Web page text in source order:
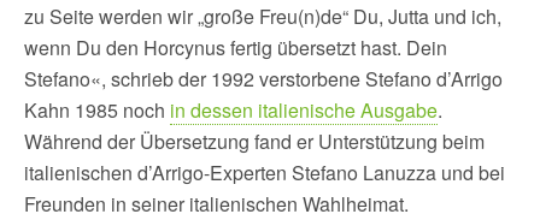
zu Seite werden wir „große Freu(n)de“ Du, Jutta und ich,
wenn Du den Horcynus fertig übersetzt hast. Dein
Stefano«, schrieb der 1992 verstorbene Stefano d’Arrigo
Kahn 1985 noch in dessen italienische Ausgabe.
Während der Übersetzung fand er Unterstützung beim
italienischen d’Arrigo-Experten Stefano Lanuzza und bei
Freunden in seiner italienischen Wahlheimat.